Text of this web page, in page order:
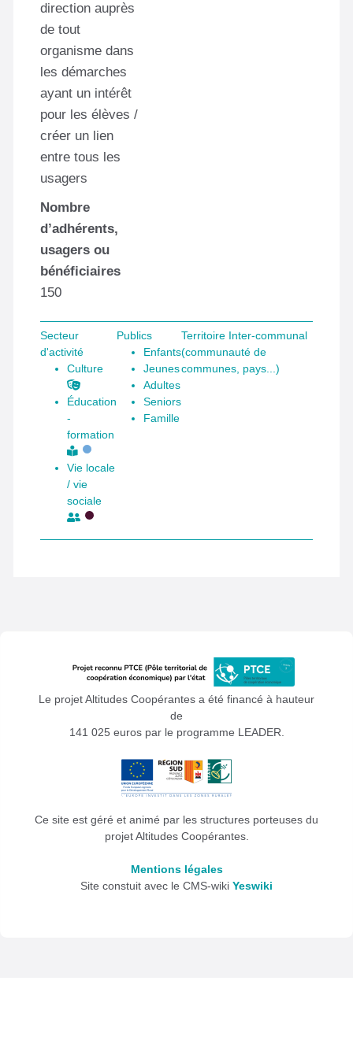
direction auprès
de tout
organisme dans
les démarches
ayant un intérêt
pour les élèves /
créer un lien
entre tous les
usagers
Nombre
d’adhérents,
usagers ou
bénéficiaires
150
Secteur
d'activité
Culture
Éducation
-
formation
Vie locale
/ vie
sociale
Publics
Enfants
Jeunes
Adultes
Seniors
Famille
Territoire Inter-communal
(communauté de
communes, pays...)
Le projet Altitudes Coopérantes a été financé à hauteur
de
141 025 euros par le programme LEADER.
Ce site est géré et animé par les structures porteuses du
projet Altitudes Coopérantes.
Mentions légales
Site constuit avec le CMS-wiki Yeswiki